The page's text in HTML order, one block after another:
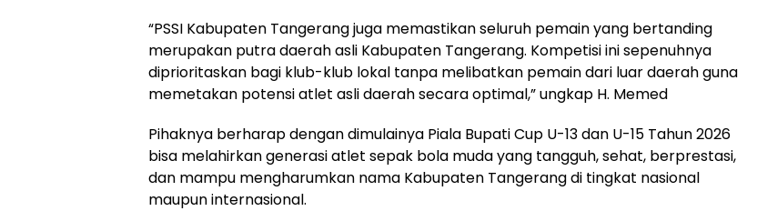
“PSSI Kabupaten Tangerang juga memastikan seluruh pemain yang bertanding
merupakan putra daerah asli Kabupaten Tangerang. Kompetisi ini sepenuhnya
diprioritaskan bagi klub-klub lokal tanpa melibatkan pemain dari luar daerah guna
memetakan potensi atlet asli daerah secara optimal,” ungkap H. Memed
Pihaknya berharap dengan dimulainya Piala Bupati Cup U-13 dan U-15 Tahun 2026
bisa melahirkan generasi atlet sepak bola muda yang tangguh, sehat, berprestasi,
dan mampu mengharumkan nama Kabupaten Tangerang di tingkat nasional
maupun internasional.